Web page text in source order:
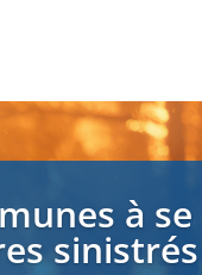
à se
sinistrés